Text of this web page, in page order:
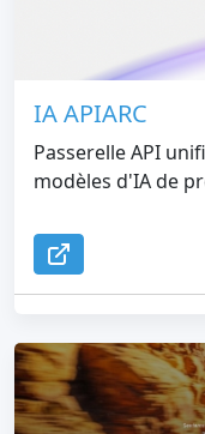
IA APIARC
Passerelle API
modèles d'IA de